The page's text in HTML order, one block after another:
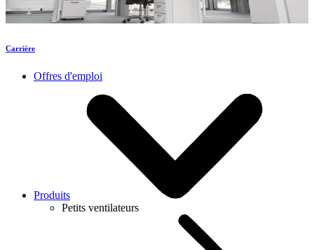
Carrière
Offres d'emploi
Produits
Petits ventilateurs